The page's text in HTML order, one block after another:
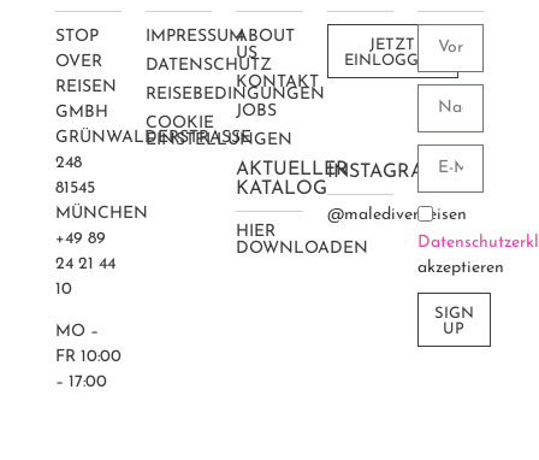
STOP
OVER
REISEN
GMBH
GRÜNWALDERSTRASSE 2
48
81545
MÜNCHEN
+49 89
24 21 44
10
MO –
FR 10:00
– 17:00
IMPRESSUM
DATENSCHUTZ
REISEBEDINGUNGEN
COOKIE
EINSTELLUNGEN
ABOUT
US
KONTAKT
JOBS
AKTUELLER
KATALOG
HIER
DOWNLOADEN
JETZT
EINLOGGEN
INSTAGRAM
@maledivenreisen
akzeptieren
SIGN
UP